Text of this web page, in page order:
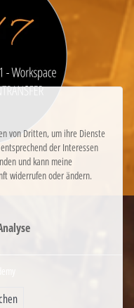
von Dritten, um ihre Dienste
der Interessen
und kann meine
widerrufen oder ändern.